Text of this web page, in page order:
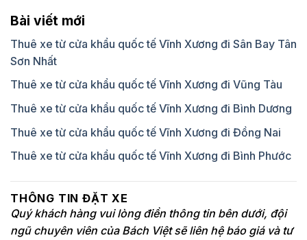
Bài viết mới
Thuê xe từ cửa khẩu quốc tế Vĩnh Xương đi Sân Bay Tân
Sơn Nhất
Thuê xe từ cửa khẩu quốc tế Vĩnh Xương đi Vũng Tàu
Thuê xe từ cửa khẩu quốc tế Vĩnh Xương đi Bình Dương
Thuê xe từ cửa khẩu quốc tế Vĩnh Xương đi Đồng Nai
Thuê xe từ cửa khẩu quốc tế Vĩnh Xương đi Bình Phước
THÔNG TIN ĐẶT XE
Quý khách hàng vui lòng điền thông tin bên dưới, đội
ngũ chuyên viên của Bách Việt sẽ liên hệ báo giá và tư